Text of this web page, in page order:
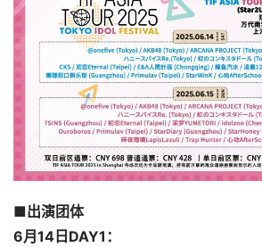
■出演团体
6月14日DAY1：